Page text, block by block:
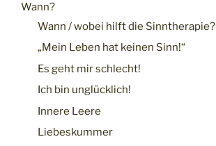
Wann?
Wann / wobei hilft die Sinntherapie?
„Mein Leben hat keinen Sinn!“
Es geht mir schlecht!
Ich bin unglücklich!
Innere Leere
Liebeskummer